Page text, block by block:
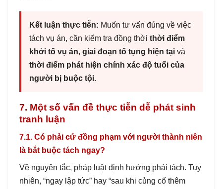
Kết luận thực tiễn: Muốn tư vấn đúng về việc
tách vụ án, cần kiểm tra đồng thời thời điểm
khởi tố vụ án, giai đoạn tố tụng hiện tại và
thời điểm phát hiện chính xác độ tuổi của
người bị buộc tội.
7. Một số vấn đề thực tiễn dễ phát sinh
tranh luận
7.1. Có phải cứ đồng phạm với người thành niên
là bắt buộc tách ngay?
Về nguyên tắc, pháp luật định hướng phải tách. Tuy
nhiên, “ngay lập tức” hay “sau khi củng cố thêm